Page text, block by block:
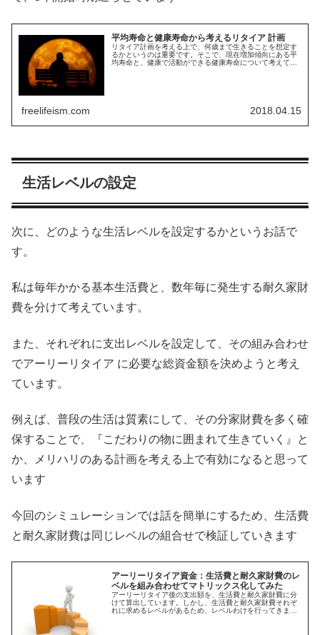
平均寿命と健康寿命から考えるリタイア 計画
リタイア計画を考える上で、何歳まで生きることを想定す
るかというのは重要です。そこで、現在増加傾向にある平
均寿命と、健康で活動ができる健康寿命について考えてみ
freelifeism.com 2018.04.15
生活レベルの設定
次に、どのような生活レベルを設定するかというお話で
す。
私は毎年かかる基本生活費と、数年毎に発生する耐久家財
費を分けて考えています。
また、それぞれに支出レベルを設定して、その組み合わせ
でアーリーリタイア に必要な総資金額を決めようと考え
ています。
例えば、普段の生活は質素にして、その分家財費を多く確
保することで、『こだわりの物に囲まれて生きていく』と
か、メリハリのある計画を考える上で有効になると思って
います
今回のシミュレーションでは話を簡単にするため、生活費
と耐久家財費は同じレベルの組合せで検証していきます
アーリーリタイア資金：生活費と耐久家財費のレ
ベルを組み合わせてマトリックス化してみた
アーリーリタイア後の支出額を、生活費と耐久家財費に分
けて算出しています。しかし、生活費と耐久家財費それぞ
れに求めるレベルがあるため、レベルわけを行ってきまし